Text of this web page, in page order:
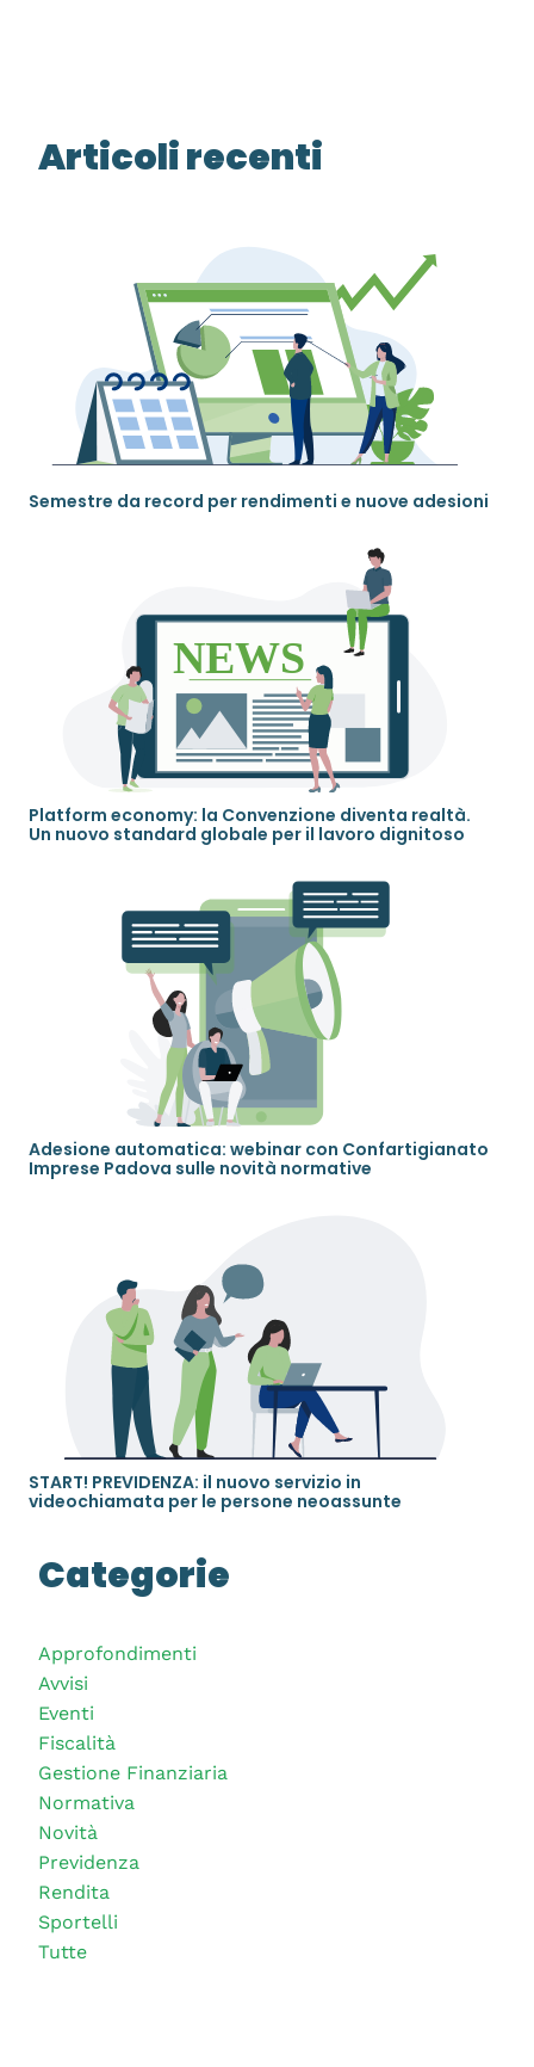
Articoli recenti
Semestre da record per rendimenti e nuove adesioni
Platform economy: la Convenzione diventa realtà.
Un nuovo standard globale per il lavoro dignitoso
Adesione automatica: webinar con Confartigianato
Imprese Padova sulle novità normative
START! PREVIDENZA: il nuovo servizio in
videochiamata per le persone neoassunte
Categorie
Approfondimenti
Avvisi
Eventi
Fiscalità
Gestione Finanziaria
Normativa
Novità
Previdenza
Rendita
Sportelli
Tutte